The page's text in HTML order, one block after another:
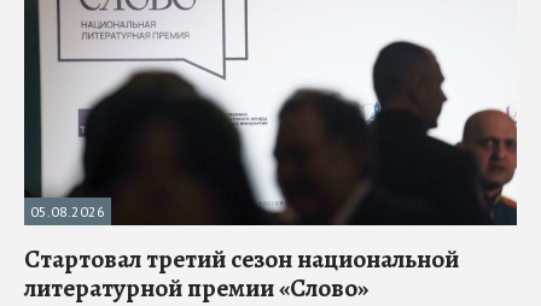
05.08.2026
Стартовал третий сезон национальной
литературной премии «Слово»